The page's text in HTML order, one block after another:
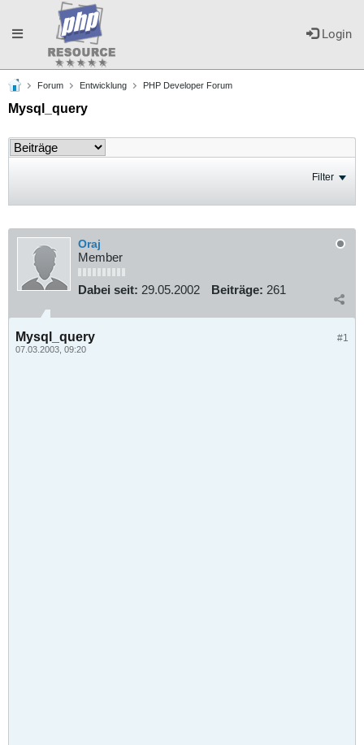
Login
Toggle
navigation
Forum Entwicklung PHP Developer Forum
Mysql_query
Filter
Oraj
Member
Dabei seit: 29.05.2002 Beiträge: 261
#1
Mysql_query
07.03.2003, 09:20